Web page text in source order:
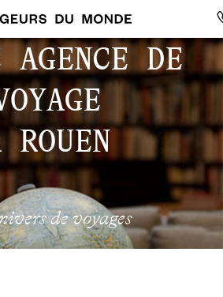
AGENCE DE
ROUEN
de voyages